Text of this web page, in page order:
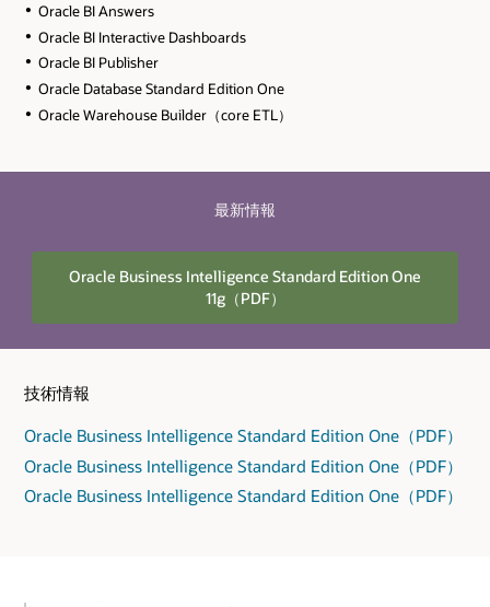
Oracle BI Answers
Oracle BI Interactive Dashboards
Oracle BI Publisher
Oracle Database Standard Edition One
Oracle Warehouse Builder（core ETL）
最新情報
Oracle Business Intelligence Standard Edition One
11g（PDF）
技術情報
Oracle Business Intelligence Standard Edition One（PDF）
Oracle Business Intelligence Standard Edition One（PDF）
Oracle Business Intelligence Standard Edition One（PDF）